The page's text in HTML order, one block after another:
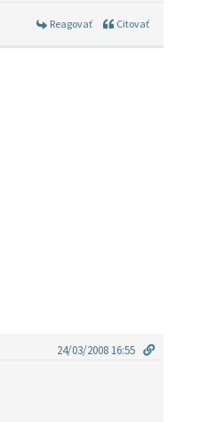
Reagovať Citovať
24/03/2008 16:55